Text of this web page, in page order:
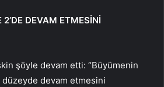
DEVAM ETMESİNİ
şöyle devam etti: “Büyümenin
devam etmesini